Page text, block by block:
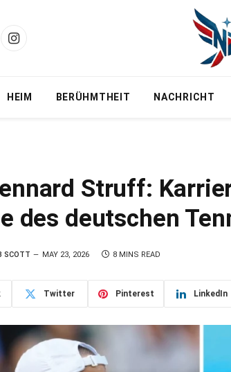
Instagram
HEIM BERÜHMTHEIT NACHRICHT
Struff:
des deutschen
SCOTT MAY 23, 2026 8 MINS READ
Twitter Pinterest LinkedIn